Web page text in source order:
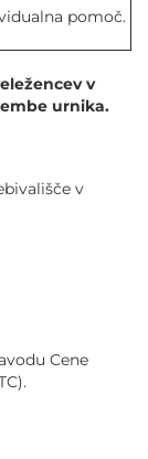
pomoč.
v
urnika.
v
Cene